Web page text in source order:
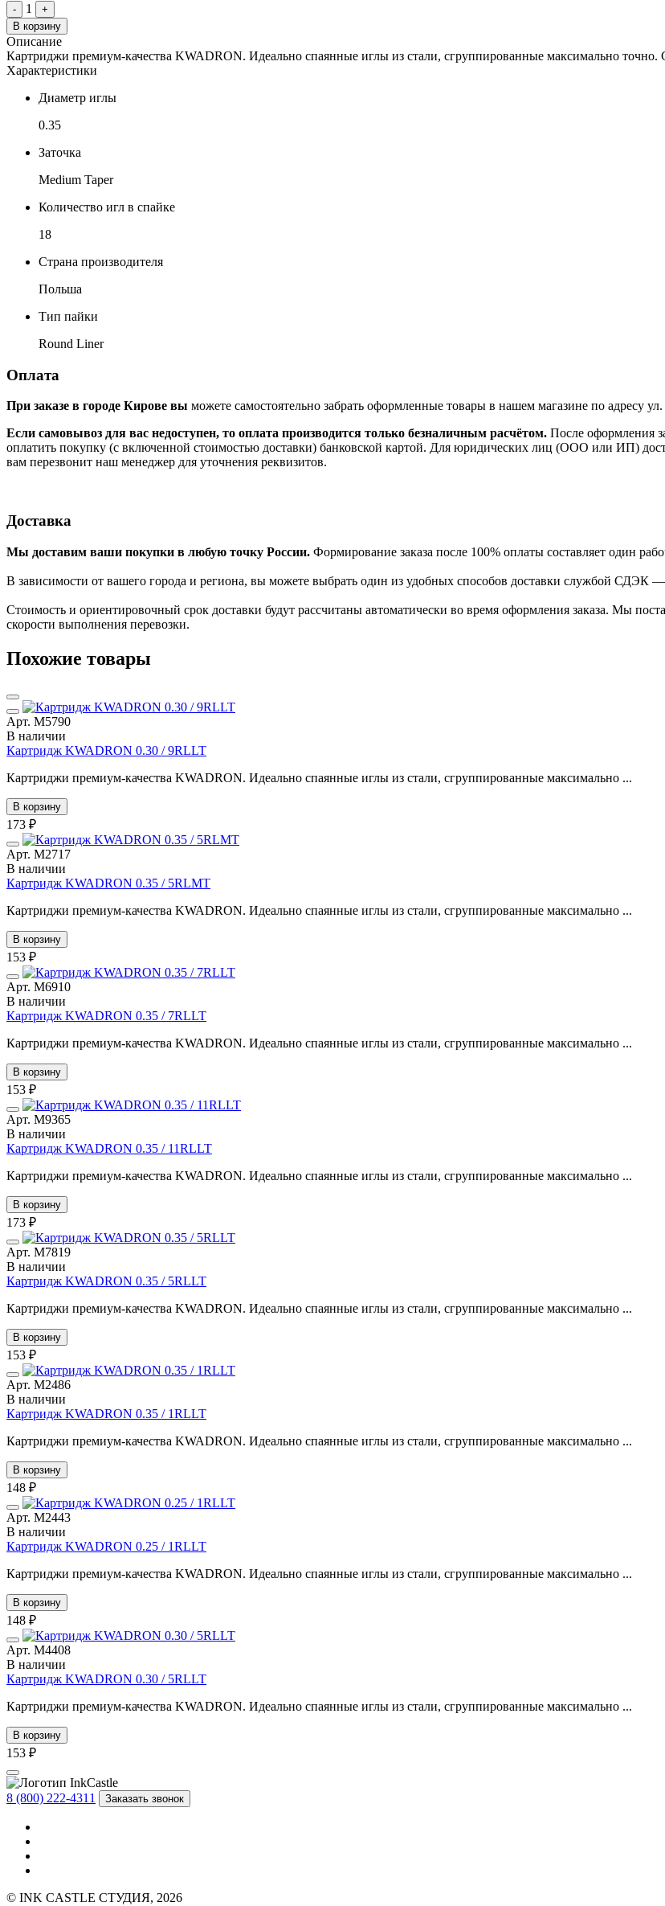
- 1
+
В корзину
Описание
Картриджи премиум-качества KWADRON. Идеально спаянные иглы из стали, сгруппированные максимально точно.
Характеристики
Диаметр иглы
0.35
Заточка
Medium Taper
Количество игл в спайке
18
Страна производителя
Польша
Тип пайки
Round Liner
Оплата
При заказе в городе Кирове вы можете самостоятельно забрать оформленные товары в нашем магазине по адресу
Если самовывоз для вас недоступен, то оплата производится только безналичным расчётом. После оформления
оплатить покупку (с включенной стоимостью доставки) банковской картой. Для юридических лиц (ООО или ИП)
вам перезвонит наш менеджер для уточнения реквизитов.
Доставка
Мы доставим ваши покупки в любую точку России. Формирование заказа после 100% оплаты составляет один
В зависимости от вашего города и региона, вы можете выбрать один из удобных способов доставки службой СДЭК
Стоимость и ориентировочный срок доставки будут рассчитаны автоматически во время оформления заказа. Мы
скорости выполнения перевозки.
Похожие товары
Арт. М5790
В наличии
Картридж KWADRON 0.30 / 9RLLT
Картриджи премиум-качества KWADRON. Идеально спаянные иглы из стали, сгруппированные максимально ...
В корзину
173 ₽
Арт. М2717
В наличии
Картридж KWADRON 0.35 / 5RLMT
Картриджи премиум-качества KWADRON. Идеально спаянные иглы из стали, сгруппированные максимально ...
В корзину
153 ₽
Арт. М6910
В наличии
Картридж KWADRON 0.35 / 7RLLT
Картриджи премиум-качества KWADRON. Идеально спаянные иглы из стали, сгруппированные максимально ...
В корзину
153 ₽
Арт. М9365
В наличии
Картридж KWADRON 0.35 / 11RLLT
Картриджи премиум-качества KWADRON. Идеально спаянные иглы из стали, сгруппированные максимально ...
В корзину
173 ₽
Арт. М7819
В наличии
Картридж KWADRON 0.35 / 5RLLT
Картриджи премиум-качества KWADRON. Идеально спаянные иглы из стали, сгруппированные максимально ...
В корзину
153 ₽
Арт. М2486
В наличии
Картридж KWADRON 0.35 / 1RLLT
Картриджи премиум-качества KWADRON. Идеально спаянные иглы из стали, сгруппированные максимально ...
В корзину
148 ₽
Арт. М2443
В наличии
Картридж KWADRON 0.25 / 1RLLT
Картриджи премиум-качества KWADRON. Идеально спаянные иглы из стали, сгруппированные максимально ...
В корзину
148 ₽
Арт. М4408
В наличии
Картридж KWADRON 0.30 / 5RLLT
Картриджи премиум-качества KWADRON. Идеально спаянные иглы из стали, сгруппированные максимально ...
В корзину
153 ₽
8 (800) 222-4311 Заказать звонок
© INK CASTLE СТУДИЯ, 2026